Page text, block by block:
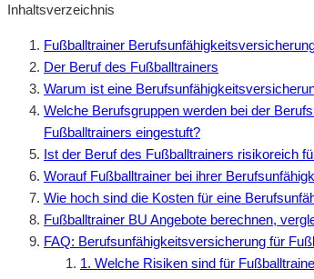
Inhaltsverzeichnis
Fußballtrainer
Der Beruf des Fußballtrainers
Warum ist eine
Welche Berufsgruppen werden bei der
Fußballtrainers eingestuft?
Ist der Beruf des Fußballtrainers risikoreich
Worauf Fußballtrainer bei ihrer
Wie hoch sind die Kosten für eine
Fußballtrainer BU Angebote berechnen,
FAQ: Berufsunfähigkeitsversicherung für
1. Welche Risiken sind für